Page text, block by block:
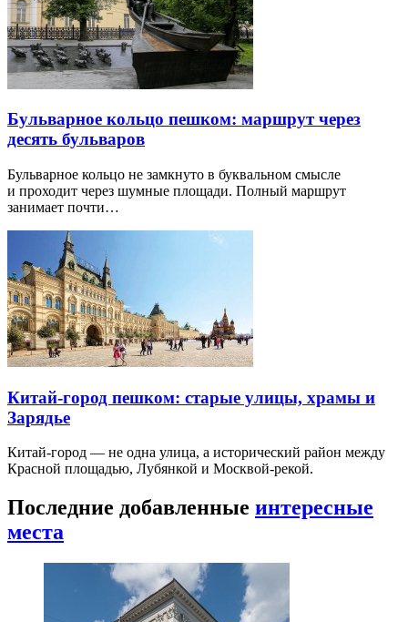
Бульварное кольцо пешком: маршрут через
десять бульваров
Бульварное кольцо не замкнуто в буквальном смысле
и проходит через шумные площади. Полный маршрут
занимает почти…
Китай-город пешком: старые улицы, храмы и
Зарядье
Китай-город — не одна улица, а исторический район между
Красной площадью, Лубянкой и Москвой-рекой.
Последние добавленные интересные
места